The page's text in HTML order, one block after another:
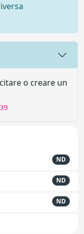
o creare un
ND
ND
ND